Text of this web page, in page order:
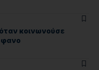
κοινωνούσε